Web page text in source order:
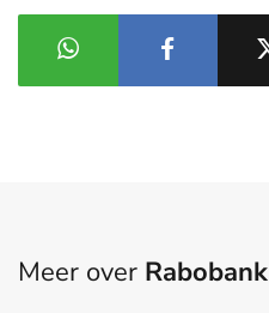
Meer over Rabobank